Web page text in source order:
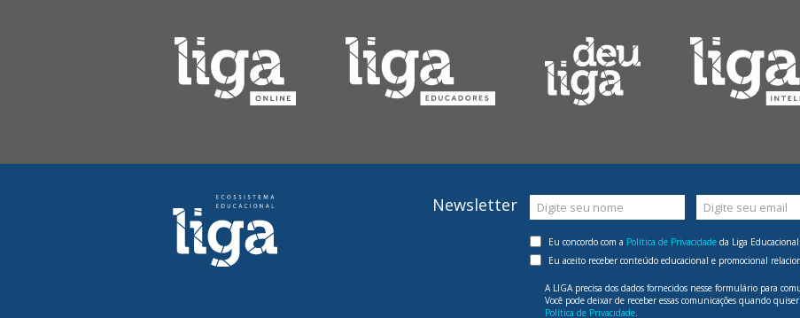
Newsletter Digite seu nome Digite seu email
Eu concordo com a Política de Privacidade da Liga Educacional.
Eu aceito receber conteúdo educacional e promocional
A LIGA precisa dos dados fornecidos nesse formulário para
Você pode deixar de receber essas comunicações quando
Política de Privacidade.